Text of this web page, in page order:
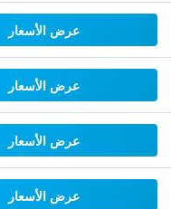
عرض الأسعار
عرض الأسعار
عرض الأسعار
عرض الأسعار